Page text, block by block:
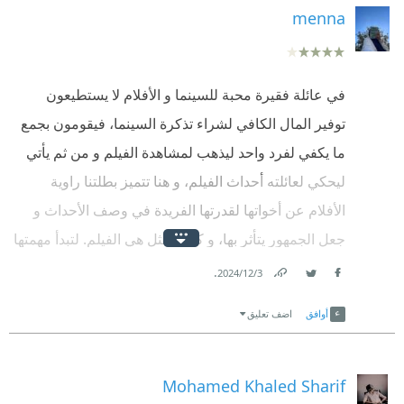
menna
في عائلة فقيرة محبة للسينما و الأفلام لا يستطيعون
توفير المال الكافي لشراء تذكرة السينما، فيقومون بجمع
ما يكفي لفرد واحد ليذهب لمشاهدة الفيلم و من ثم يأتي
ليحكي لعائلته أحداث الفيلم، و هنا تتميز بطلتنا راوية
الأفلام عن أخواتها لقدرتها الفريدة في وصف الأحداث و
جعل الجمهور يتأثر بها، و كأنها تُمثل هي الفيلم. لتبدأ مهمتها
في الذهاب إلي السينما لتحكي لعائلتها و كيف أنه بعد
بيتهم ليشاهدوا موهبتها الفريدة.
كيف أن هذه الاسرة ستتفكك وسيذهب كل منهما في
3‏/12‏/2024
.
أوافق اضف تعليق
Mohamed Khaled Sharif